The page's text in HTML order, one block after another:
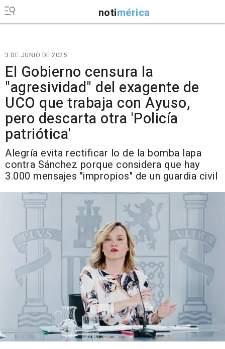
notimérica
3 DE JUNIO DE 2025
El Gobierno censura la
"agresividad" del exagente de
UCO que trabaja con Ayuso,
pero descarta otra 'Policía
patriótica'
Alegría evita rectificar lo de la bomba lapa
contra Sánchez porque considera que hay
3.000 mensajes "impropios" de un guardia civil